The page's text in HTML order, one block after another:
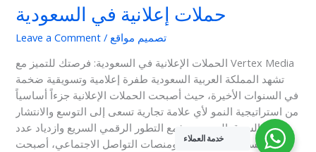
حملات إعلانية في السعودية
Leave a Comment / تصميم مواقع
الحملات الإعلانية في السعودية: فرصتك للتميز مع Vertex Media
تشهد المملكة العربية السعودية طفرة إعلامية وتسويقية ضخمة
في السنوات الأخيرة، حيث أصبحت الحملات الإعلانية جزءاً أساسياً
من استراتيجية النمو لأي علامة تجارية تسعى إلى التوسع والانتشار
في السوق السعودي. فمع التطور الرقمي السريع وازدياد عدد
مستخدمي الإنترنت ومنصات التواصل الاجتماعي، أصبحت
خدمة العملاء